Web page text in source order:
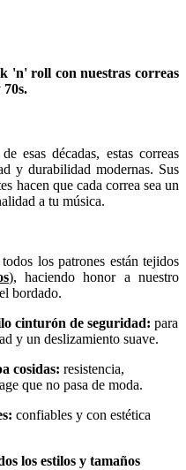
'n' roll con nuestras correas
esas décadas, estas correas
y durabilidad modernas. Sus
hacen que cada correa sea un
a tu música.
todos los patrones están tejidos
), haciendo honor a nuestro
bordado.
cinturón de seguridad: para
y un deslizamiento suave.
cosidas: resistencia,
que no pasa de moda.
confiables y con estética
los estilos y tamaños